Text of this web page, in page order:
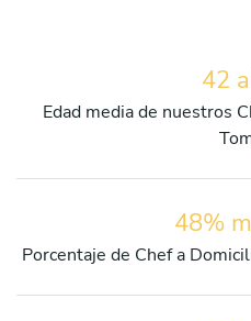
42
Edad media de nuestros
48%
Porcentaje de Chef a